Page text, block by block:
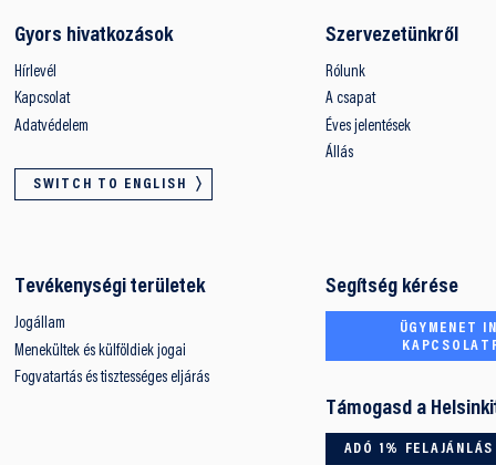
Gyors hivatkozások
Hírlevél
Kapcsolat
Adatvédelem
SWITCH TO ENGLISH
Szervezetünkről
Rólunk
A csapat
Éves jelentések
Állás
Tevékenységi területek
Jogállam
Menekültek és külföldiek jogai
Fogvatartás és tisztességes eljárás
Segítség kérése
ÜGYMENET
Támogasd a
ADÓ 1% FELAJÁNLÁS